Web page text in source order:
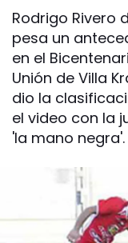
Rodrigo Rivero
pesa un
en el
Unión de Villa
dio la
el video con la
'la mano negra'.